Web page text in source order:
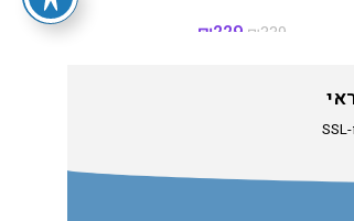
₪339
₪229